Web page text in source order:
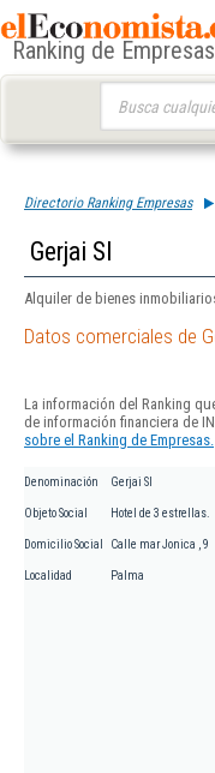
Ranking de Empresas
Directorio Ranking Empresas
Gerjai Sl
Alquiler de bienes
Datos comerciales de
La información del Ranking
de información financiera de
sobre el Ranking de Empresas.
Denominación Gerjai Sl
Objeto Social Hotel de 3 estrellas.
Domicilio Social Calle mar Jonica , 9
Localidad Palma